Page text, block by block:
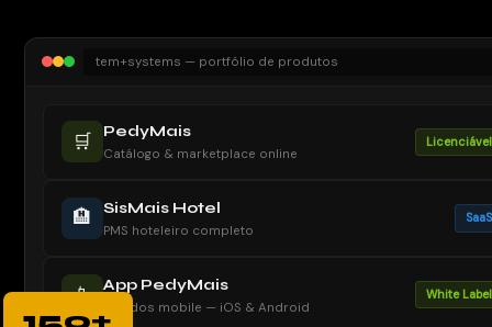
tem+systems — portfólio de produtos
🛒 PedyMais
Catálogo & marketplace online
Licenciável
🏨 SisMais Hotel
PMS hoteleiro completo
SaaS
📱 App PedyMais
Pedidos mobile — iOS & Android
White Label
150+